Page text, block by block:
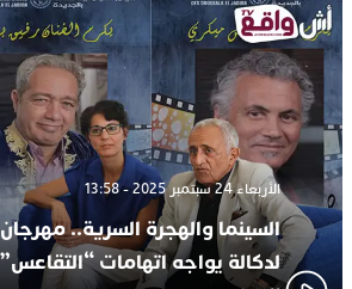
الأربعاء 24 سبتمبر 2025 - 13:58
السينما والهجرة السرية.. مهرجان
لدكالة يواجه اتهامات